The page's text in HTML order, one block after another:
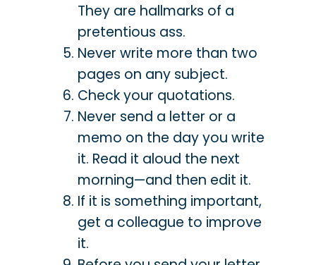
They are hallmarks of a
pretentious ass.
Never write more than two
pages on any subject.
Check your quotations.
Never send a letter or a
memo on the day you write
it. Read it aloud the next
morning—and then edit it.
If it is something important,
get a colleague to improve
it.